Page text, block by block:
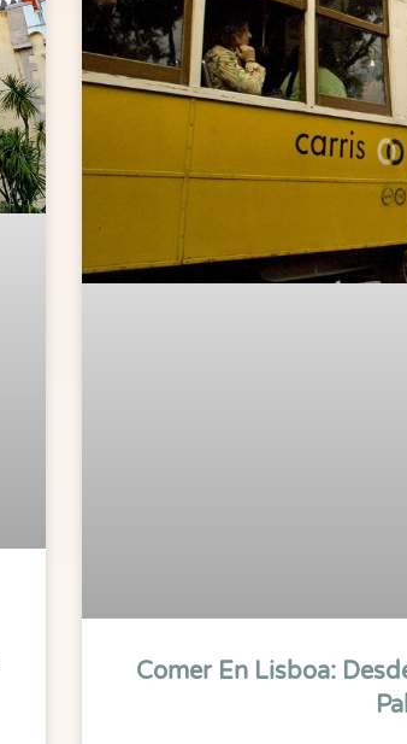
Comer En Lisboa: